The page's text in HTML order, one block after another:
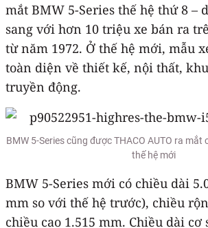
mắt BMW 5-Series thế hệ thứ 8 –
sang với hơn 10 triệu xe bán ra
từ năm 1972. Ở thế hệ mới, mẫu
toàn diện về thiết kế, nội thất,
truyền động.
BMW 5-Series cũng được THACO AUTO ra mắt
thế hệ mới
BMW 5-Series mới có chiều dài
mm so với thế hệ trước), chiều
chiều cao 1.515 mm. Chiều dài cơ